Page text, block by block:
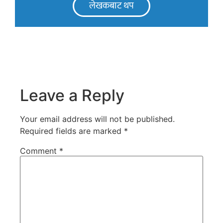
लेखकबाट थप
Leave a Reply
Your email address will not be published.
Required fields are marked *
Comment *